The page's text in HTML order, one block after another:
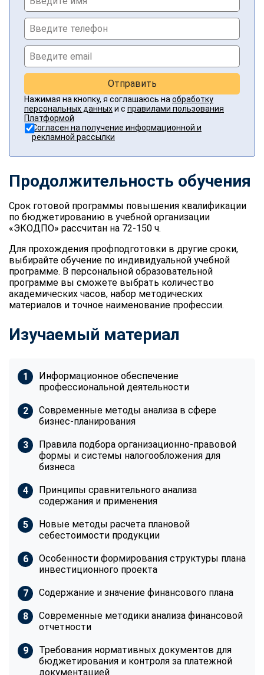
Отправить
Нажимая на кнопку, я соглашаюсь на обработку
персональных данныхи с правилами пользования
Платформой
Согласен на получение информационной и
рекламной рассылки
Продолжительность обучения
Срок готовой программы повышения квалификации
по бюджетированию в учебной организации
«ЭКОДПО» рассчитан на 72-150 ч.
Для прохождения профподготовки в другие сроки,
выбирайте обучение по индивидуальной учебной
программе. В персональной образовательной
программе вы сможете выбрать количество
академических часов, набор методических
материалов и точное наименование профессии.
Изучаемый материал
Информационное обеспечение
профессиональной деятельности
Современные методы анализа в сфере
бизнес-планирования
Правила подбора организационно-правовой
формы и системы налогообложения для
бизнеса
Принципы сравнительного анализа
содержания и применения
Новые методы расчета плановой
себестоимости продукции
Особенности формирования структуры плана
инвестиционного проекта
Содержание и значение финансового плана
Современные методики анализа финансовой
отчетности
Требования нормативных документов для
бюджетирования и контроля за платежной
документацией